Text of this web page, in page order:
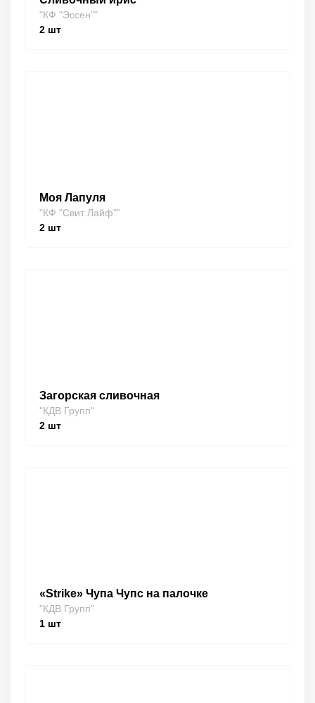
"КФ "Эссен""
2 шт
Моя Лапуля
"КФ "Свит Лайф""
2 шт
Загорская сливочная
"КДВ Групп"
2 шт
«Strike» Чупа Чупс на палочке
"КДВ Групп"
1 шт